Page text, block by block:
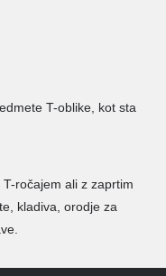
T-oblike, kot sta
ročajem ali z zaprtim
kladiva, orodje za